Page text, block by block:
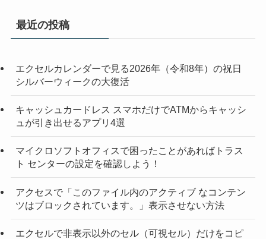
最近の投稿
エクセルカレンダーで見る2026年（令和8年）の祝日
シルバーウィークの大復活
キャッシュカードレス スマホだけでATMからキャッシ
ュが引き出せるアプリ4選
マイクロソフトオフィスで困ったことがあればトラス
ト センターの設定を確認しよう！
アクセスで「このファイル内のアクティブ なコンテン
ツはブロックされています。」表示させない方法
エクセルで非表示以外のセル（可視セル）だけをコピ